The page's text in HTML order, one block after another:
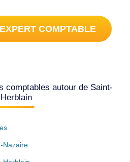
COMPTABLE
comptables autour de Saint-
Herblain
Nazaire